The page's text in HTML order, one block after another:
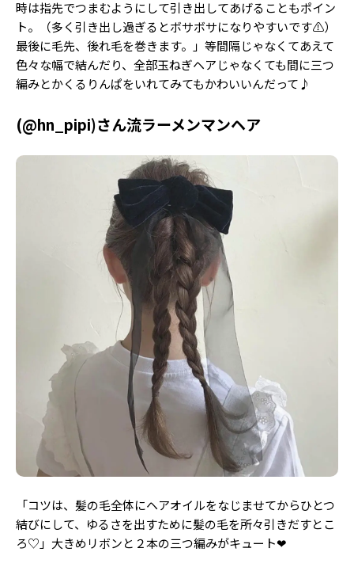
時は指先でつまむようにして引き出してあげることもポイン
ト。（多く引き出し過ぎるとボサボサになりやすいです⚠）
最後に毛先、後れ毛を巻きます。」等間隔じゃなくてあえて
色々な幅で結んだり、全部玉ねぎヘアじゃなくても間に三つ
編みとかくるりんぱをいれてみてもかわいいんだって♪
(@hn_pipi)さん流ラーメンマンヘア
「コツは、髪の毛全体にヘアオイルをなじませてからひとつ
結びにして、ゆるさを出すために髪の毛を所々引きだすとこ
ろ♡」大きめリボンと２本の三つ編みがキュート❤︎